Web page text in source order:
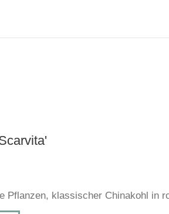
Pflanzen, klassischer Chinakohl in